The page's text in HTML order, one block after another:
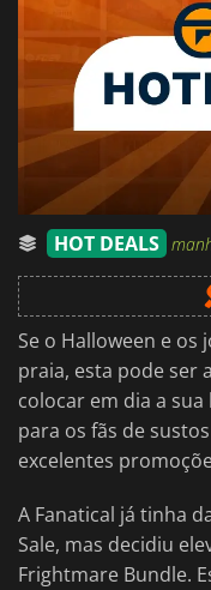
HOT DEALS
Se o Halloween e os
praia, esta pode ser
colocar em dia a
para os fãs de
excelentes
A Fanatical já tinha
Sale, mas decidiu
Frightmare Bundle.